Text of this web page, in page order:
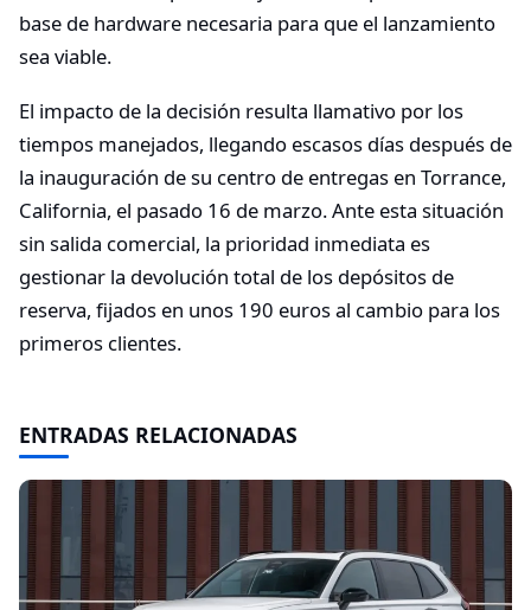
base de hardware necesaria para que el lanzamiento
sea viable.
El impacto de la decisión resulta llamativo por los
tiempos manejados, llegando escasos días después de
la inauguración de su centro de entregas en Torrance,
California, el pasado 16 de marzo. Ante esta situación
sin salida comercial, la prioridad inmediata es
gestionar la devolución total de los depósitos de
reserva, fijados en unos 190 euros al cambio para los
primeros clientes.
ENTRADAS RELACIONADAS